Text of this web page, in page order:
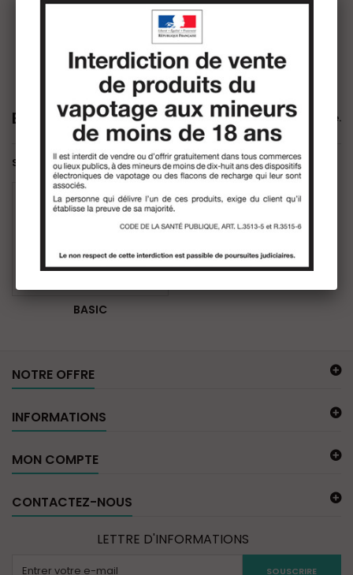
BordO2 Il n'y a aucun produit dans cette catégorie.
Sous-catégories
BASIC
NOTRE OFFRE
INFORMATIONS
MON COMPTE
CONTACTEZ-NOUS
LETTRE D'INFORMATIONS
SOUSCRIRE